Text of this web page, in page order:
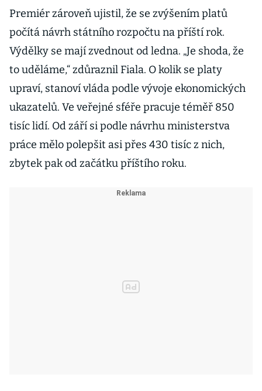
Premiér zároveň ujistil, že se zvýšením platů
počítá návrh státního rozpočtu na příští rok.
Výdělky se mají zvednout od ledna. „Je shoda, že
to uděláme,“ zdůraznil Fiala. O kolik se platy
upraví, stanoví vláda podle vývoje ekonomických
ukazatelů. Ve veřejné sféře pracuje téměř 850
tisíc lidí. Od září si podle návrhu ministerstva
práce mělo polepšit asi přes 430 tisíc z nich,
zbytek pak od začátku příštího roku.